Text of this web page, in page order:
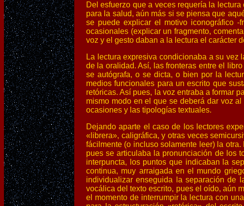
Del esfuerzo que a veces requería la
para la salud, aún más si se piensa que
se puede explicar el motivo iconográfico
ocasionales (explicar un fragmento,
voz y el gesto daban a la lectura el carácter
La lectura expresiva condicionaba a su
de la oralidad. Así, las fronteras entre el
se autógrafa, o se dicta, o bien por la
medios funcionales para un escrito que
retóricas. Así pues, la voz entraba a formar
mismo modo en el que se deberá dar voz
ocasiones y las tipologías textuales.
Dejando aparte el caso de los lectores
«librera», caligráfica, y otras veces
fácilmente (o incluso solamente leer) la
pues se articulaba la pronunciación de los
interpuncta, los puntos que indicaban la
continua, muy arraigada en el mundo
individualizar enseguida la separación de
vocálica del texto escrito, pues el oído, aún
el momento de interrumpir la lectura con